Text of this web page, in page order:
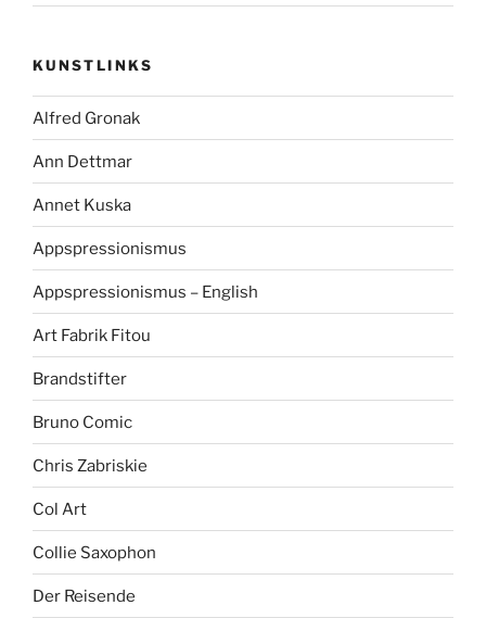
KUNSTLINKS
Alfred Gronak
Ann Dettmar
Annet Kuska
Appspressionismus
Appspressionismus – English
Art Fabrik Fitou
Brandstifter
Bruno Comic
Chris Zabriskie
Col Art
Collie Saxophon
Der Reisende